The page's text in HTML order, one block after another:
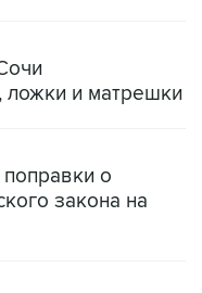
и матрешки
поправки о
закона на